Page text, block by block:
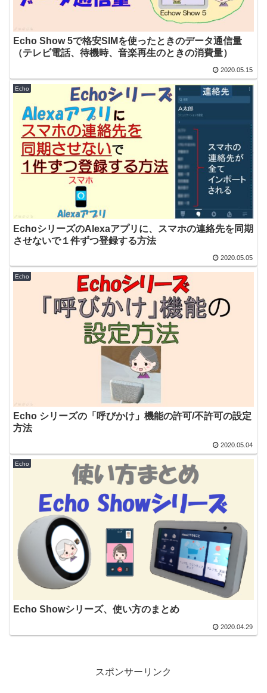
Echo Show 5で格安SIMを使ったときのデータ通信量
（テレビ電話、待機時、音楽再生のときの消費量）
2020.05.15
Echo
EchoシリーズのAlexaアプリに、スマホの連絡先を同期
させないで１件ずつ登録する方法
2020.05.05
Echo
Echo シリーズの「呼びかけ」機能の許可/不許可の設定
方法
2020.05.04
Echo
Echo Showシリーズ、使い方のまとめ
2020.04.29
スポンサーリンク